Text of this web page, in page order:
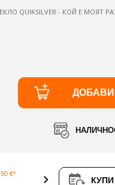
QUIKSILVER - КОЙ Е МОЯТ
ДОБАВИ
€*